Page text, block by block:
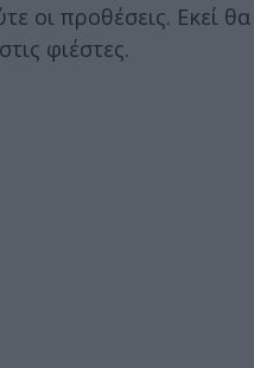
οι προθέσεις. Εκεί θα
φιέστες.